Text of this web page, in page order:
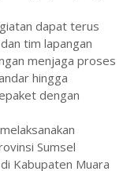
dapat terus
tim lapangan
menjaga proses
hingga
dengan
Sumsel
Kabupaten Muara